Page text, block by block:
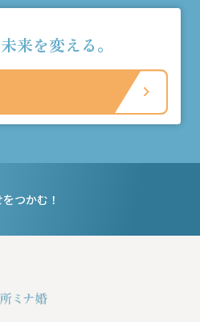
来を変える。
つかむ！